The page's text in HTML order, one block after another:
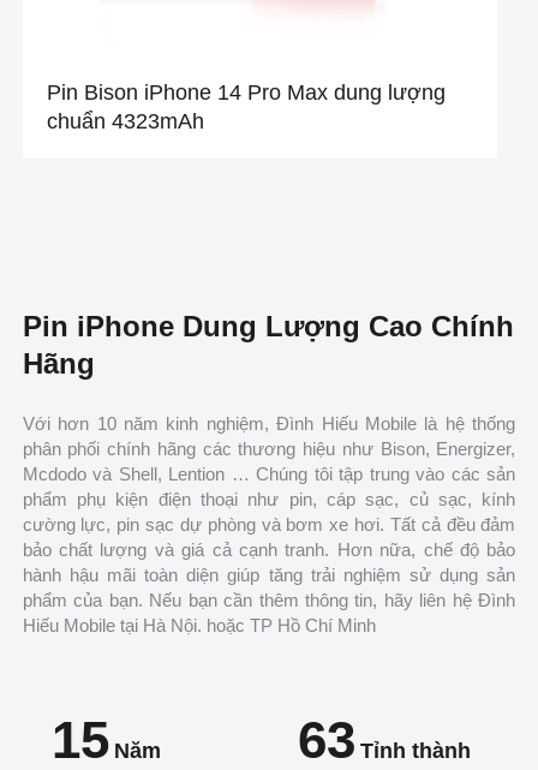
Pin Bison iPhone 14 Pro Max dung lượng
chuẩn 4323mAh
Pin iPhone Dung Lượng Cao Chính
Hãng
Với hơn 10 năm kinh nghiệm, Đình Hiếu Mobile là hệ thống
phân phối chính hãng các thương hiệu như Bison, Energizer,
Mcdodo và Shell, Lention … Chúng tôi tập trung vào các sản
phẩm phụ kiện điện thoại như pin, cáp sạc, củ sạc, kính
cường lực, pin sạc dự phòng và bơm xe hơi. Tất cả đều đảm
bảo chất lượng và giá cả cạnh tranh. Hơn nữa, chế độ bảo
hành hậu mãi toàn diện giúp tăng trải nghiệm sử dụng sản
phẩm của bạn. Nếu bạn cần thêm thông tin, hãy liên hệ Đình
Hiếu Mobile tại Hà Nội. hoặc TP Hồ Chí Minh
15 Năm 63 Tỉnh thành